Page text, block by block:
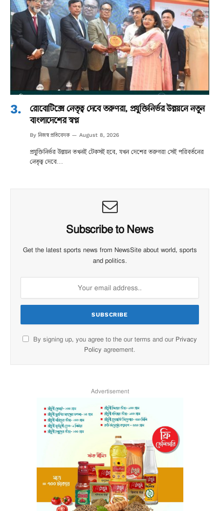
রোবোটিক্সে নেতৃত্ব দেবে তরুণরা, প্রযুক্তিনির্ভর উন্নয়নে নতুন
বাংলাদেশের স্বপ্ন
By নিজস্ব প্রতিবেদক August 8, 2026
প্রযুক্তিনির্ভর উন্নয়ন তখনই টেকসই হবে, যখন দেশের তরুণরা সেই পরিবর্তনের
নেতৃত্ব দেবে…
Subscribe to News
Get the latest sports news from NewsSite about world, sports
and politics.
By signing up, you agree to the our terms and our Privacy
Policy agreement.
Advertisement